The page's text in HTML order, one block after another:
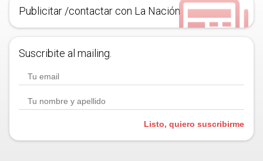
Publicitar /contactar con La Nación
Suscribite al mailing.
Listo, quiero suscribirme